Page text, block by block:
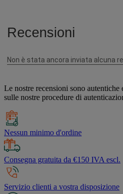
Le nostre recensioni sono
sulle nostre procedure di
Nessun minimo d'ordine
Consegna gratuita da €150 IVA escl.
Servizio clienti a vostra disposizione